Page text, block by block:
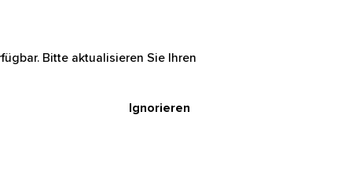
Bitte aktualisieren Sie Ihren
Ignorieren